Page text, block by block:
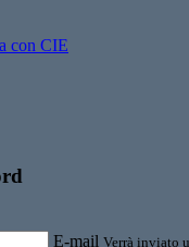
con CIE
E-mail Verrà inviato